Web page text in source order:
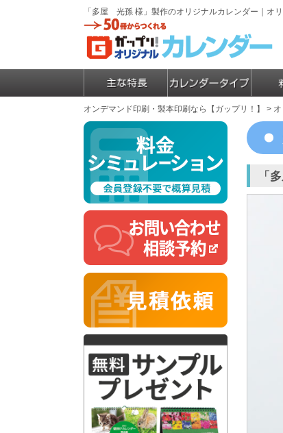
「多屋 光孫 様」製作のオリジナルカレンダー｜オ
オンデマンド印刷・製本印刷なら【ガップリ！】 >
「